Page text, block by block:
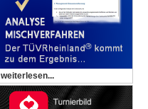
weiterlesen...